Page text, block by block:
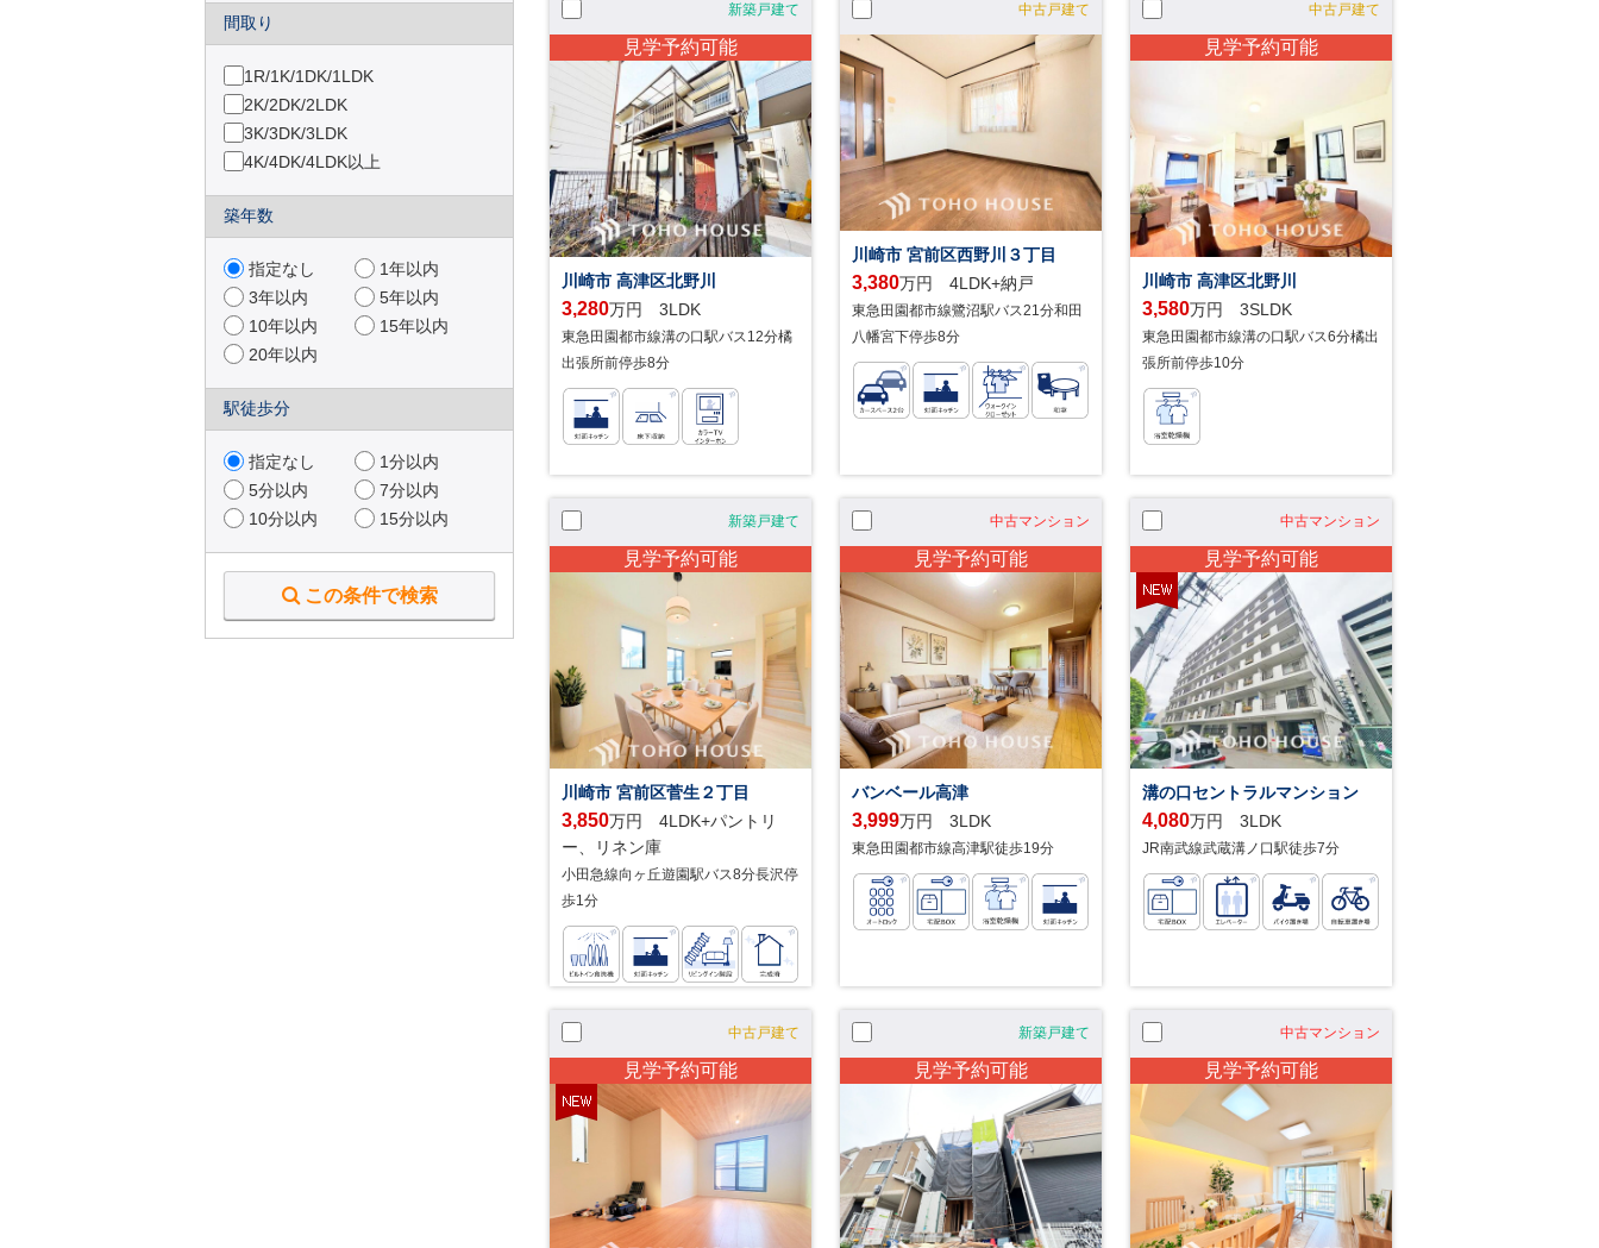
新築戸建て
見学予約可能
川崎市 高津区北野川
3,280万円 3LDK
東急田園都市線溝の口駅バス12分橘
出張所前停歩8分
中古戸建て
川崎市 宮前区西野川３丁目
3,380万円 4LDK+納戸
東急田園都市線鷺沼駅バス21分和田
八幡宮下停歩8分
中古戸建て
見学予約可能
川崎市 高津区北野川
3,580万円 3SLDK
東急田園都市線溝の口駅バス6分橘出
張所前停歩10分
新築戸建て
見学予約可能
川崎市 宮前区菅生２丁目
3,850万円 4LDK+パントリ
ー、リネン庫
小田急線向ヶ丘遊園駅バス8分長沢停
歩1分
中古マンション
見学予約可能
バンベール高津
3,999万円 3LDK
東急田園都市線高津駅徒歩19分
中古マンション
見学予約可能
溝の口セントラルマンション
4,080万円 3LDK
JR南武線武蔵溝ノ口駅徒歩7分
中古戸建て
見学予約可能
新築戸建て
見学予約可能
中古マンション
見学予約可能
間取り
1R/1K/1DK/1LDK
2K/2DK/2LDK
3K/3DK/3LDK
4K/4DK/4LDK以上
築年数
指定なし
1年以内
3年以内
5年以内
10年以内
15年以内
20年以内
駅徒歩分
指定なし
1分以内
5分以内
7分以内
10分以内
15分以内
この条件で検索